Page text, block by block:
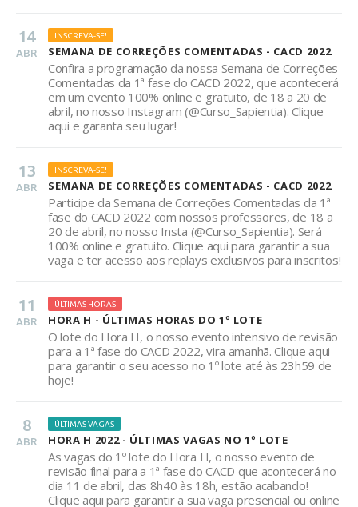
14
ABR
INSCREVA-SE!
SEMANA DE CORREÇÕES COMENTADAS - CACD 2022
Confira a programação da nossa Semana de Correções
Comentadas da 1ª fase do CACD 2022, que acontecerá
em um evento 100% online e gratuito, de 18 a 20 de
abril, no nosso Instagram (@Curso_Sapientia). Clique
aqui e garanta seu lugar!
13
ABR
INSCREVA-SE!
SEMANA DE CORREÇÕES COMENTADAS - CACD 2022
Participe da Semana de Correções Comentadas da 1ª
fase do CACD 2022 com nossos professores, de 18 a
20 de abril, no nosso Insta (@Curso_Sapientia). Será
100% online e gratuito. Clique aqui para garantir a sua
vaga e ter acesso aos replays exclusivos para inscritos!
11
ABR
ÚLTIMAS HORAS
HORA H - ÚLTIMAS HORAS DO 1º LOTE
O lote do Hora H, o nosso evento intensivo de revisão
para a 1ª fase do CACD 2022, vira amanhã. Clique aqui
para garantir o seu acesso no 1º lote até às 23h59 de
hoje!
8
ABR
ÚLTIMAS VAGAS
HORA H 2022 - ÚLTIMAS VAGAS NO 1º LOTE
As vagas do 1º lote do Hora H, o nosso evento de
revisão final para a 1ª fase do CACD que acontecerá no
dia 11 de abril, das 8h40 às 18h, estão acabando!
Clique aqui para garantir a sua vaga presencial ou online